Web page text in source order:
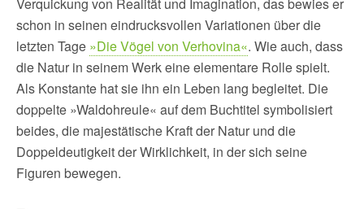
schon in seinen eindrucksvollen Variationen über die
letzten Tage »Die Vögel von Verhovina«. Wie auch, dass
die Natur in seinem Werk eine elementare Rolle spielt.
Als Konstante hat sie ihn ein Leben lang begleitet. Die
doppelte »Waldohreule« auf dem Buchtitel symbolisiert
beides, die majestätische Kraft der Natur und die
Doppeldeutigkeit der Wirklichkeit, in der sich seine
Figuren bewegen.